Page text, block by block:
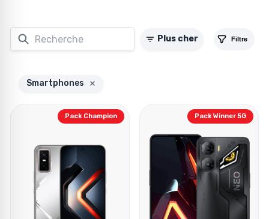
Plus cher Filtre
Smartphones
Pack Champion Pack Winner 5G